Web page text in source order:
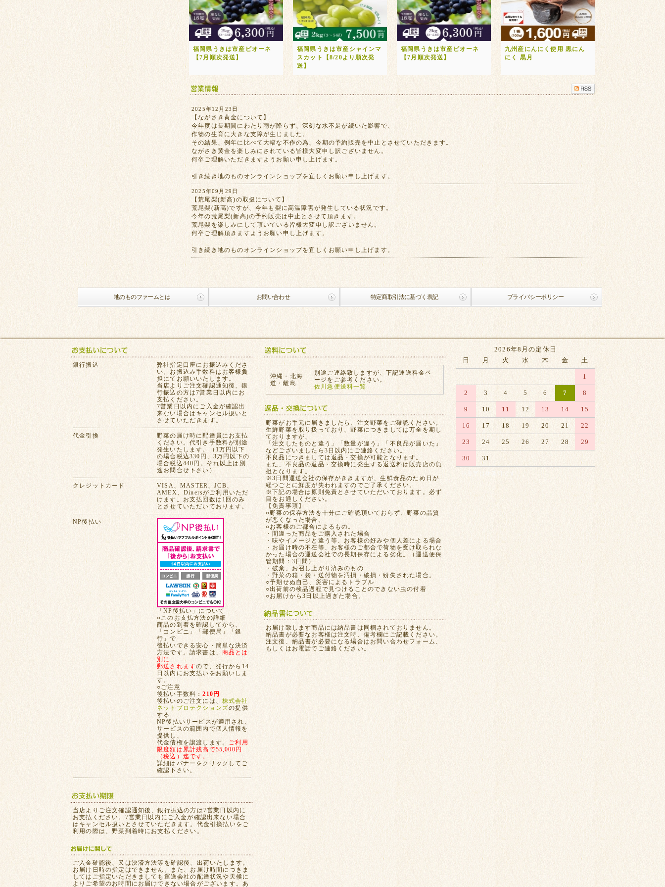
福岡県うきは市産ピオーネ
【7月順次発送】
福岡県うきは市産シャインマ
スカット【8/20より順次発
送】
福岡県うきは市産ピオーネ
【7月順次発送】
九州産にんにく使用 黒にん
にく 黒月
2025年12月23日
【ながさき黄金について】
今年度は長期間にわたり雨が降らず、深刻な水不足が続いた影響で、
作物の生育に大きな支障が生じました。
その結果、例年に比べて大幅な不作の為、今期の予約販売を中止とさせていただきます。
ながさき黄金を楽しみにされている皆様大変申し訳ございません。
何卒ご理解いただきますようお願い申し上げます。
引き続き地のものオンラインショップを宜しくお願い申し上げます。
2025年09月29日
【荒尾梨(新高)の取扱について】
荒尾梨(新高)ですが、今年も梨に高温障害が発生している状況です。
今年の荒尾梨(新高)の予約販売は中止とさせて頂きます。
荒尾梨を楽しみにして頂いている皆様大変申し訳ございません。
何卒ご理解頂きますようお願い申し上げます。
引き続き地のものオンラインショップを宜しくお願い申し上げます。
地のものファームとは お問い合わせ 特定商取引法に基づく表記 プライバシーポリシー
2026年8月の定休日
日
月 火 水 木 金 土
1
2 3 4 5 6 7 8
9 10 11 12 13 14 15
16 17 18 19 20 21 22
23 24 25 26 27 28 29
30 31
銀行振込
弊社指定口座にお振込みくださ
い。お振込み手数料はお客様負
担にてお願いいたします。
当店よりご注文確認通知後、銀
行振込の方は7営業日以内にお
支払ください。
7営業日以内にご入金が確認出
来ない場合はキャンセル扱いと
させていただきます。
代金引換
野菜の届け時に配達員にお支払
ください。代引き手数料が別途
発生いたします。（1万円以下
の場合税込330円、3万円以下の
場合税込440円。それ以上は別
途お問合せ下さい）
クレジットカード
VISA、MASTER、JCB、
AMEX、Dinersがご利用いただ
けます。お支払回数は1回のみ
とさせていただいております。
NP後払い
「NP後払い」について
○このお支払方法の詳細
商品の到着を確認してから、
「コンビニ」「郵便局」「銀
行」で
後払いできる安心・簡単な決済
方法です。請求書は、 商品とは
別に
郵送されますので、発行から14
日以内にお支払いをお願いしま
す。
○ご注意
後払い手数料：210円
後払いのご注文には、 株式会社
ネットプロテクションズの提供
する
NP後払いサービスが適用され、
サービスの範囲内で個人情報を
提供し、
代金債権を譲渡します。 ご利用
限度額は累計残高で55,000円
（税込）迄です。
詳細はバナーをクリックしてご
確認下さい。
当店よりご注文確認通知後、銀行振込の方は7営業日以内に
お支払ください。7営業日以内にご入金が確認出来ない場合
はキャンセル扱いとさせていただきます。代金引換払いをご
利用の際は、野菜到着時にお支払ください。
ご入金確認後、又は決済方法等を確認後、出荷いたします。
お届け日時の指定はできません。また、お届け時間につきま
してはご指定いただきましても運送会社の配達状況や天候に
よりご希望のお時間にお届けできない場合がございます。あ
沖縄・北海
道・離島
別途ご連絡致しますが、下記運送料金ペ
ージをご参考ください。
佐川急便送料一覧
野菜がお手元に届きましたら、注文野菜をご確認ください。
生鮮野菜を取り扱っており、野菜につきましては万全を期し
ておりますが、
「注文したものと違う」「数量が違う」「不良品が届いた」
などございましたら3日以内にご連絡ください。
不良品につきましては返品・交換が可能となります。
また、不良品の返品・交換時に発生する返送料は販売店の負
担となります。
※3日間運送会社の保存がききますが、生鮮食品のため日が
経つごとに鮮度が失われますのでご了承ください。
※下記の場合は原則免責とさせていただいております。必ず
目をお通しください。
【免責事項】
○野菜の保存方法を十分にご確認頂いておらず、野菜の品質
が悪くなった場合。
○お客様のご都合によるもの。
・間違った商品をご購入された場合
・味やイメージと違う等、お客様の好みや個人差による場合
・お届け時の不在等、お客様のご都合で荷物を受け取られな
かった場合の運送会社での長期保存による劣化。（運送便保
管期間：3日間）
・破棄、お召し上がり済みのもの
・野菜の箱・袋・送付物を汚損・破損・紛失された場合。
○予期せぬ自己、災害によるトラブル
○出荷前の検品過程で見つけることのできない虫の付着
○お届けから3日以上過ぎた場合。
お届け致します商品には納品書は同梱されておりません。
納品書が必要なお客様は注文時、備考欄にご記載ください。
注文後、納品書が必要になる場合はお問い合わせフォーム、
もしくはお電話でご連絡ください。